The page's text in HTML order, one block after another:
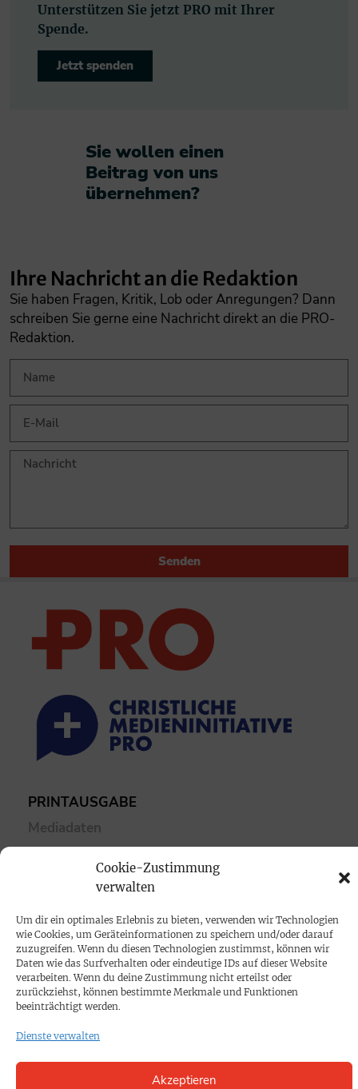
Cookie-Zustimmung
verwalten
Um dir ein optimales Erlebnis zu bieten, verwenden wir Technologien
wie Cookies, um Geräteinformationen zu speichern und/oder darauf
zuzugreifen. Wenn du diesen Technologien zustimmst, können wir
Daten wie das Surfverhalten oder eindeutige IDs auf dieser Website
verarbeiten. Wenn du deine Zustimmung nicht erteilst oder
zurückziehst, können bestimmte Merkmale und Funktionen
beeinträchtigt werden.
Dienste verwalten
Akzeptieren
Unterstützen Sie jetzt PRO mit Ihrer
Spende.
Jetzt spenden
Sie wollen einen
Beitrag von uns
übernehmen?​
Ihre Nachricht an die Redaktion
Sie haben Fragen, Kritik, Lob oder Anregungen? Dann
schreiben Sie gerne eine Nachricht direkt an die PRO-
Redaktion.
Senden
PRINTAUSGABE
Mediadaten
PROKOMPAKT
SPENDEN
Datenschutz
KONTAKT
Cookie-Richtlinie